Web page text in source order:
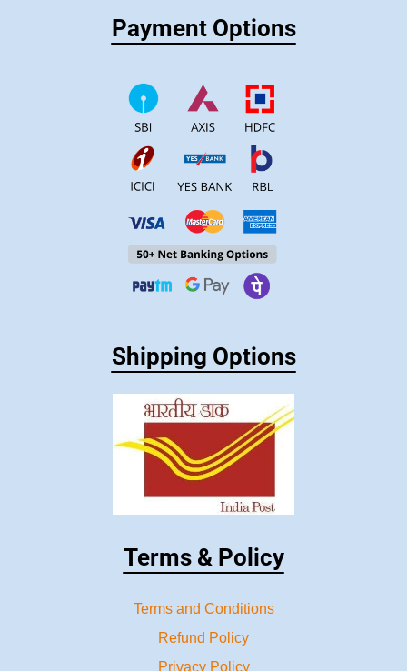
Payment Options
Shipping Options
Terms & Policy
Terms and Conditions
Refund Policy
Privacy Policy